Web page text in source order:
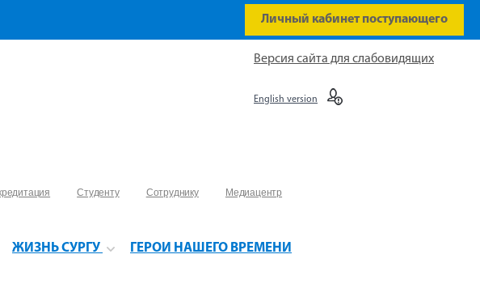
Личный кабинет поступающего
Студенту Сотруднику
Медиацентр
ЖИЗНЬ СУРГУ
ГЕРОИ НАШЕГО ВРЕМЕНИ
Версия сайта для слабовидящих
English version